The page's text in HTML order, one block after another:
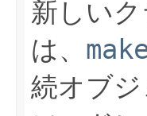
新しい
は、
続オブ